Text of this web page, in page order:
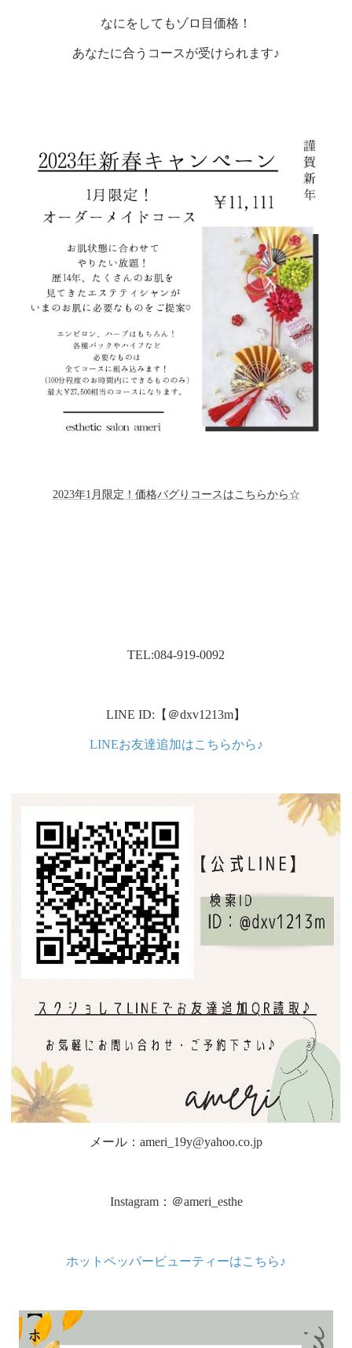
なにをしてもゾロ目価格！
あなたに合うコースが受けられます♪
2023年1月限定！価格バグりコースはこちらから☆
TEL:084-919-0092
LINE ID:【＠dxv1213m】
LINEお友達追加はこちらから♪
メール：ameri_19y@yahoo.co.jp
Instagram：＠ameri_esthe
ホットペッパービューティーはこちら♪